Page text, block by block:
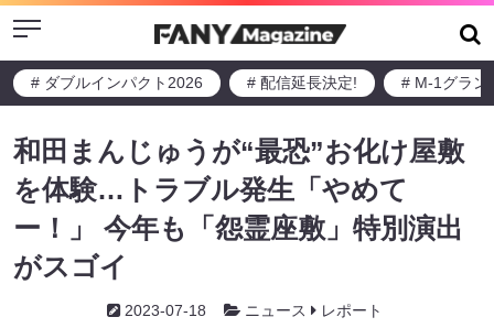
Menu
# ダブルインパクト2026 # 配信延長決定! # M-1グラン
和田まんじゅうが“最恐”お化け屋敷
を体験…トラブル発生「やめて
ー！」 今年も「怨霊座敷」特別演出
がスゴイ
2023-07-18 ニュース レポート